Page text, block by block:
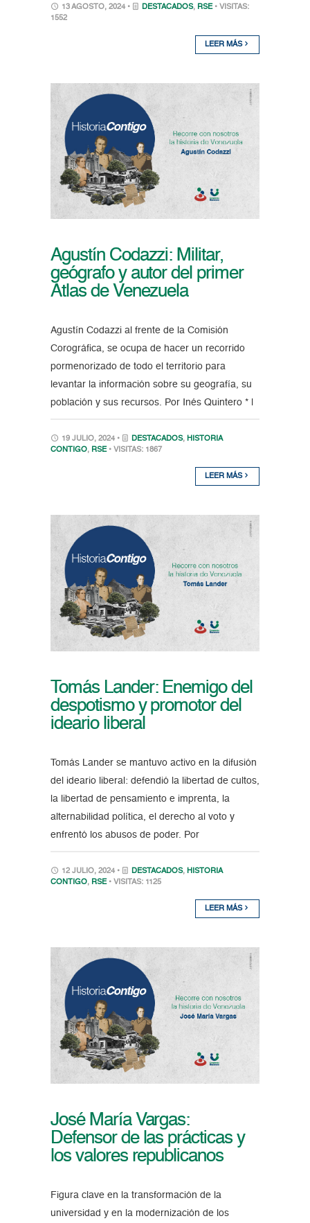
13 AGOSTO, 2024 • DESTACADOS, RSE • VISITAS:
1552
LEER MÁS
Agustín Codazzi: Militar,
geógrafo y autor del primer
Atlas de Venezuela
Agustín Codazzi al frente de la Comisión
Corográfica, se ocupa de hacer un recorrido
pormenorizado de todo el territorio para
levantar la información sobre su geografía, su
población y sus recursos. Por Inés Quintero * |
19 JULIO, 2024 • DESTACADOS, HISTORIA
CONTIGO, RSE • VISITAS: 1867
LEER MÁS
Tomás Lander: Enemigo del
despotismo y promotor del
ideario liberal
Tomás Lander se mantuvo activo en la difusión
del ideario liberal: defendió la libertad de cultos,
la libertad de pensamiento e imprenta, la
alternabilidad política, el derecho al voto y
enfrentó los abusos de poder. Por
12 JULIO, 2024 • DESTACADOS, HISTORIA
CONTIGO, RSE • VISITAS: 1125
LEER MÁS
José María Vargas:
Defensor de las prácticas y
los valores republicanos
Figura clave en la transformación de la
universidad y en la modernización de los